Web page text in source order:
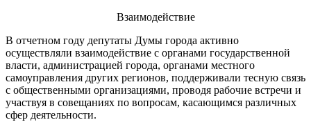
Взаимодействие
В отчетном году депутаты Думы города активно
осуществляли взаимодействие с органами государственной
власти, администрацией города, органами местного
самоуправления других регионов, поддерживали тесную связь
с общественными организациями, проводя рабочие встречи и
участвуя в совещаниях по вопросам, касающимся различных
сфер деятельности.